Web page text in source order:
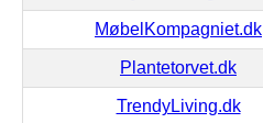
MøbelKompagniet.dk
Plantetorvet.dk
TrendyLiving.dk